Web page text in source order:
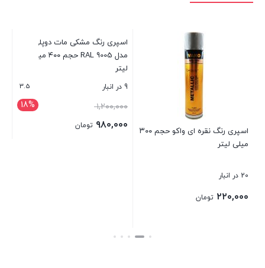
اسپری رنگ نقره ای واکو حجم ۳۰۰
میلی لیتر
20 در انبار
۲۲۰,۰۰۰ تومان
اسپری رنگ مشکی مات دوپلی کالر
مدل RAL 9005 حجم ۴۰۰ میلی
لیتر
9 در انبار 3.5
18% ۱,۲۰۰,۰۰۰قیمت
اصلی: ۹۸۰,۰۰۰ تومان